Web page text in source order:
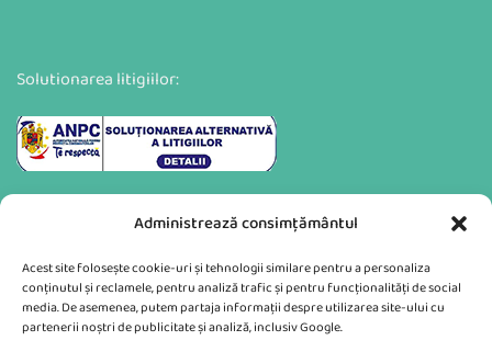
Administrează consimțământul
Acest site folosește cookie-uri și tehnologii similare pentru a personaliza
conținutul și reclamele, pentru analiză trafic și pentru funcționalități de social
media. De asemenea, putem partaja informații despre utilizarea site-ului cu
partenerii noștri de publicitate și analiză, inclusiv Google.
Solutionarea litigiilor:
Va putem sprijini si prin: